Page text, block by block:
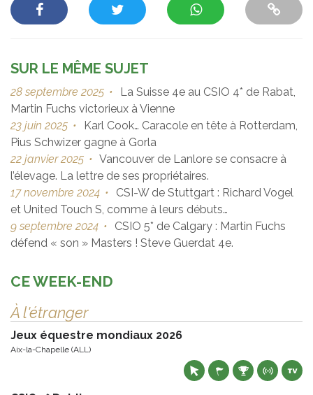
SUR LE MÊME SUJET
28 septembre 2025 •
La Suisse 4e au CSIO 4* de Rabat,
Martin Fuchs victorieux à Vienne
23 juin 2025 •
Karl Cook… Caracole en tête à Rotterdam,
Pius Schwizer gagne à Gorla
22 janvier 2025 • Vancouver de Lanlore se consacre à
l’élevage. La lettre de ses propriétaires.
17 novembre 2024 •
CSI-W de Stuttgart : Richard Vogel
et United Touch S, comme à leurs débuts…
9 septembre 2024 •
CSIO 5* de Calgary : Martin Fuchs
défend « son » Masters ! Steve Guerdat 4e.
CE WEEK-END
À l'étranger
Jeux équestre mondiaux 2026
Aix-la-Chapelle (ALL)